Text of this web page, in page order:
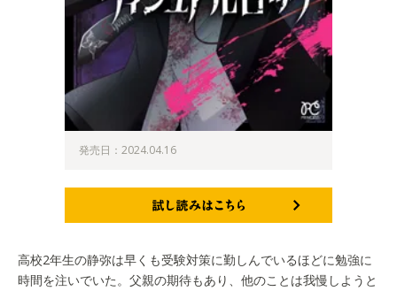
発売日：2024.04.16
高校2年生の静弥は早くも受験対策に勤しんでいるほどに勉強に
時間を注いでいた。父親の期待もあり、他のことは我慢しようと